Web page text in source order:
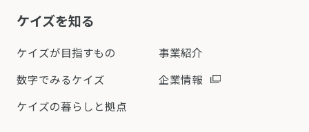
ケイズを知る
ケイズが目指すもの
事業紹介
数字でみるケイズ
企業情報
ケイズの暮らしと拠点